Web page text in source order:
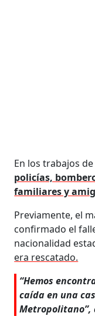
En los trabajos
policías,
familiares y
Previamente, el
confirmado el
nacionalidad
era rescatado.
“Hemos
caída en una
Metropolitano”,